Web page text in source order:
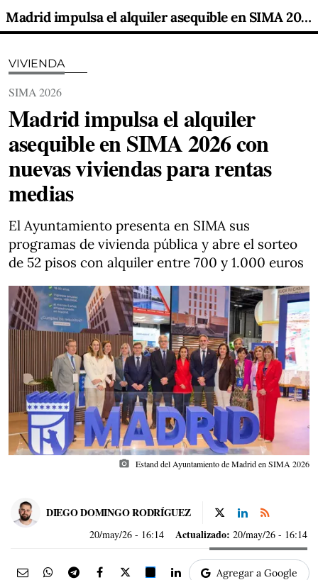
Madrid impulsa el alquiler asequible en SIMA 2026 con nuevas viviendas para rentas medias
VIVIENDA
SIMA 2026
Madrid impulsa el alquiler
asequible en SIMA 2026 con
nuevas viviendas para rentas
medias
El Ayuntamiento presenta en SIMA sus
programas de vivienda pública y abre el sorteo
de 52 pisos con alquiler entre 700 y 1.000 euros
photo_camera Estand del Ayuntamiento de Madrid en SIMA 2026
DIEGO DOMINGO RODRÍGUEZ
20/may/26 - 16:14 Actualizado: 20/may/26 - 16:14
Agregar a Google